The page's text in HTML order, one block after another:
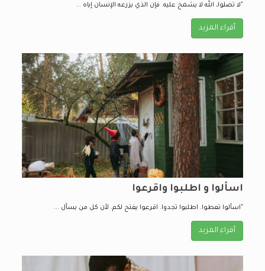
"لا تضلوا، الله لا يشمخ عليه. فإن الذي يزرعه الإنسان إياه ...
أقراء المزيد
اسألوا و اطلبوا واقرعوا
"اسألوا تعطوا. اطلبوا تجدوا. اقرعوا يفتح لكم. لأن كل من يسأل ...
أقراء المزيد